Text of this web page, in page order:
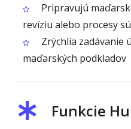
Pripravujú
revíziu alebo procesy
Zrýchlia zadávanie
maďarských podkladov
Funkcie